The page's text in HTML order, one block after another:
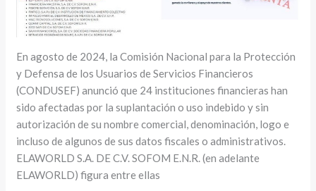
En agosto de 2024, la Comisión Nacional para la Protección
y Defensa de los Usuarios de Servicios Financieros
(CONDUSEF) anunció que 24 instituciones financieras han
sido afectadas por la suplantación o uso indebido y sin
autorización de su nombre comercial, denominación, logo e
incluso de algunos de sus datos fiscales o administrativos.
ELAWORLD S.A. DE C.V. SOFOM E.N.R. (en adelante
ELAWORLD) figura entre ellas